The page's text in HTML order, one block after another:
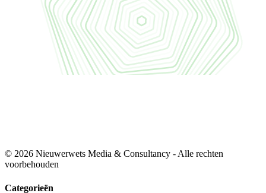
© 2026 Nieuwerwets Media & Consultancy - Alle rechten
voorbehouden
Categorieën